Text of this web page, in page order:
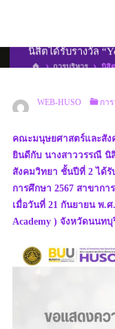
นิสิตได้รับรางวัล
HOME
การบริหาร นิสิ
WEB-HUSO กา
คณะมนุษยศาสตร์และสัง
ยินดีกับ นางสาววรรณี นิ
สังคมวิทยา ชั้นปีที่ 2 ได้รั
การศึกษา 2567 สาขากา
เมื่อวันที่ 21 กันยายน พ.
Academy ) จังหวัดนนทบุ